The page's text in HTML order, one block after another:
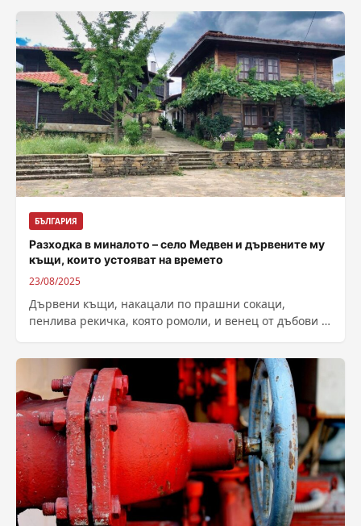
БЪЛГАРИЯ
Разходка в миналото – село Медвен и дървените му
къщи, които устояват на времето
23/08/2025
Дървени къщи, накацали по прашни сокаци,
пенлива рекичка, която ромоли, и венец от дъбови и